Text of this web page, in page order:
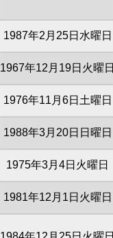
1987年2月25日水曜日
1967年12月19日火曜日
1976年11月6日土曜日
1988年3月20日日曜日
1975年3月4日火曜日
1981年12月1日火曜日